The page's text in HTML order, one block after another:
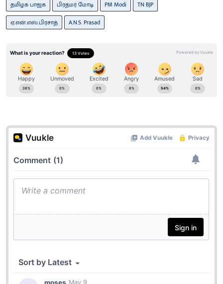
தமிழக பாஜக பிரதமர் மோடி PM Modi
TN BJP
ஏ.என்.எஸ்.பிரசாத்
A.N.S. Prasad